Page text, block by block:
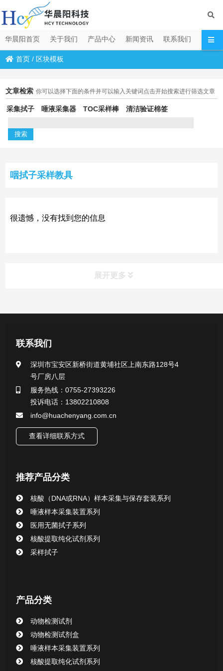
华晨阳首页 关于我们 产品中心 新闻资讯 联系我们
首页 / 区块模板
文章检索 你可以选择下面的条件并可以输入关键词点击开始搜索进行筛选文章
采集拭子 唾液采集器 TOC采样棒 清洁验证棉签
咽拭子采样教具
很遗憾，没有找到您的信息
展开更多
产品中心
医用无菌采样拭子系列
一次性使用采样器系列
微生物样本保存液（通用运输传媒介质）系列
核酸（DNA&RNA）样本采集与保存套装系列
唾液样本采集装置系列
清洁验证棉签系列
动物检测试剂
联系我们
深圳市宝安区新桥街道黄埔社区上南东路128号4
号厂房八层
服务热线：0755-27393226
投诉电话：13802210808
info@huachenyang.com.cn
查看详细联系方式
推荐产品分类
核酸（DNA或RNA）样本采集与保存套装系列
唾液样本采集装置系列
医用无菌拭子系列
核酸提取纯化试剂系列
采样拭子
产品分类
动物检测试剂
动物检测试剂盒
唾液样本采集装置系列
核酸提取纯化试剂系列